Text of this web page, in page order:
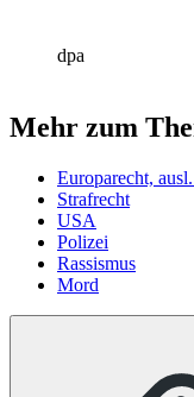
dpa
Mehr zum
Europarecht,
Strafrecht
USA
Polizei
Rassismus
Mord